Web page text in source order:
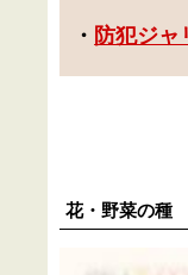
・ 防犯ジャ
花・野菜の種